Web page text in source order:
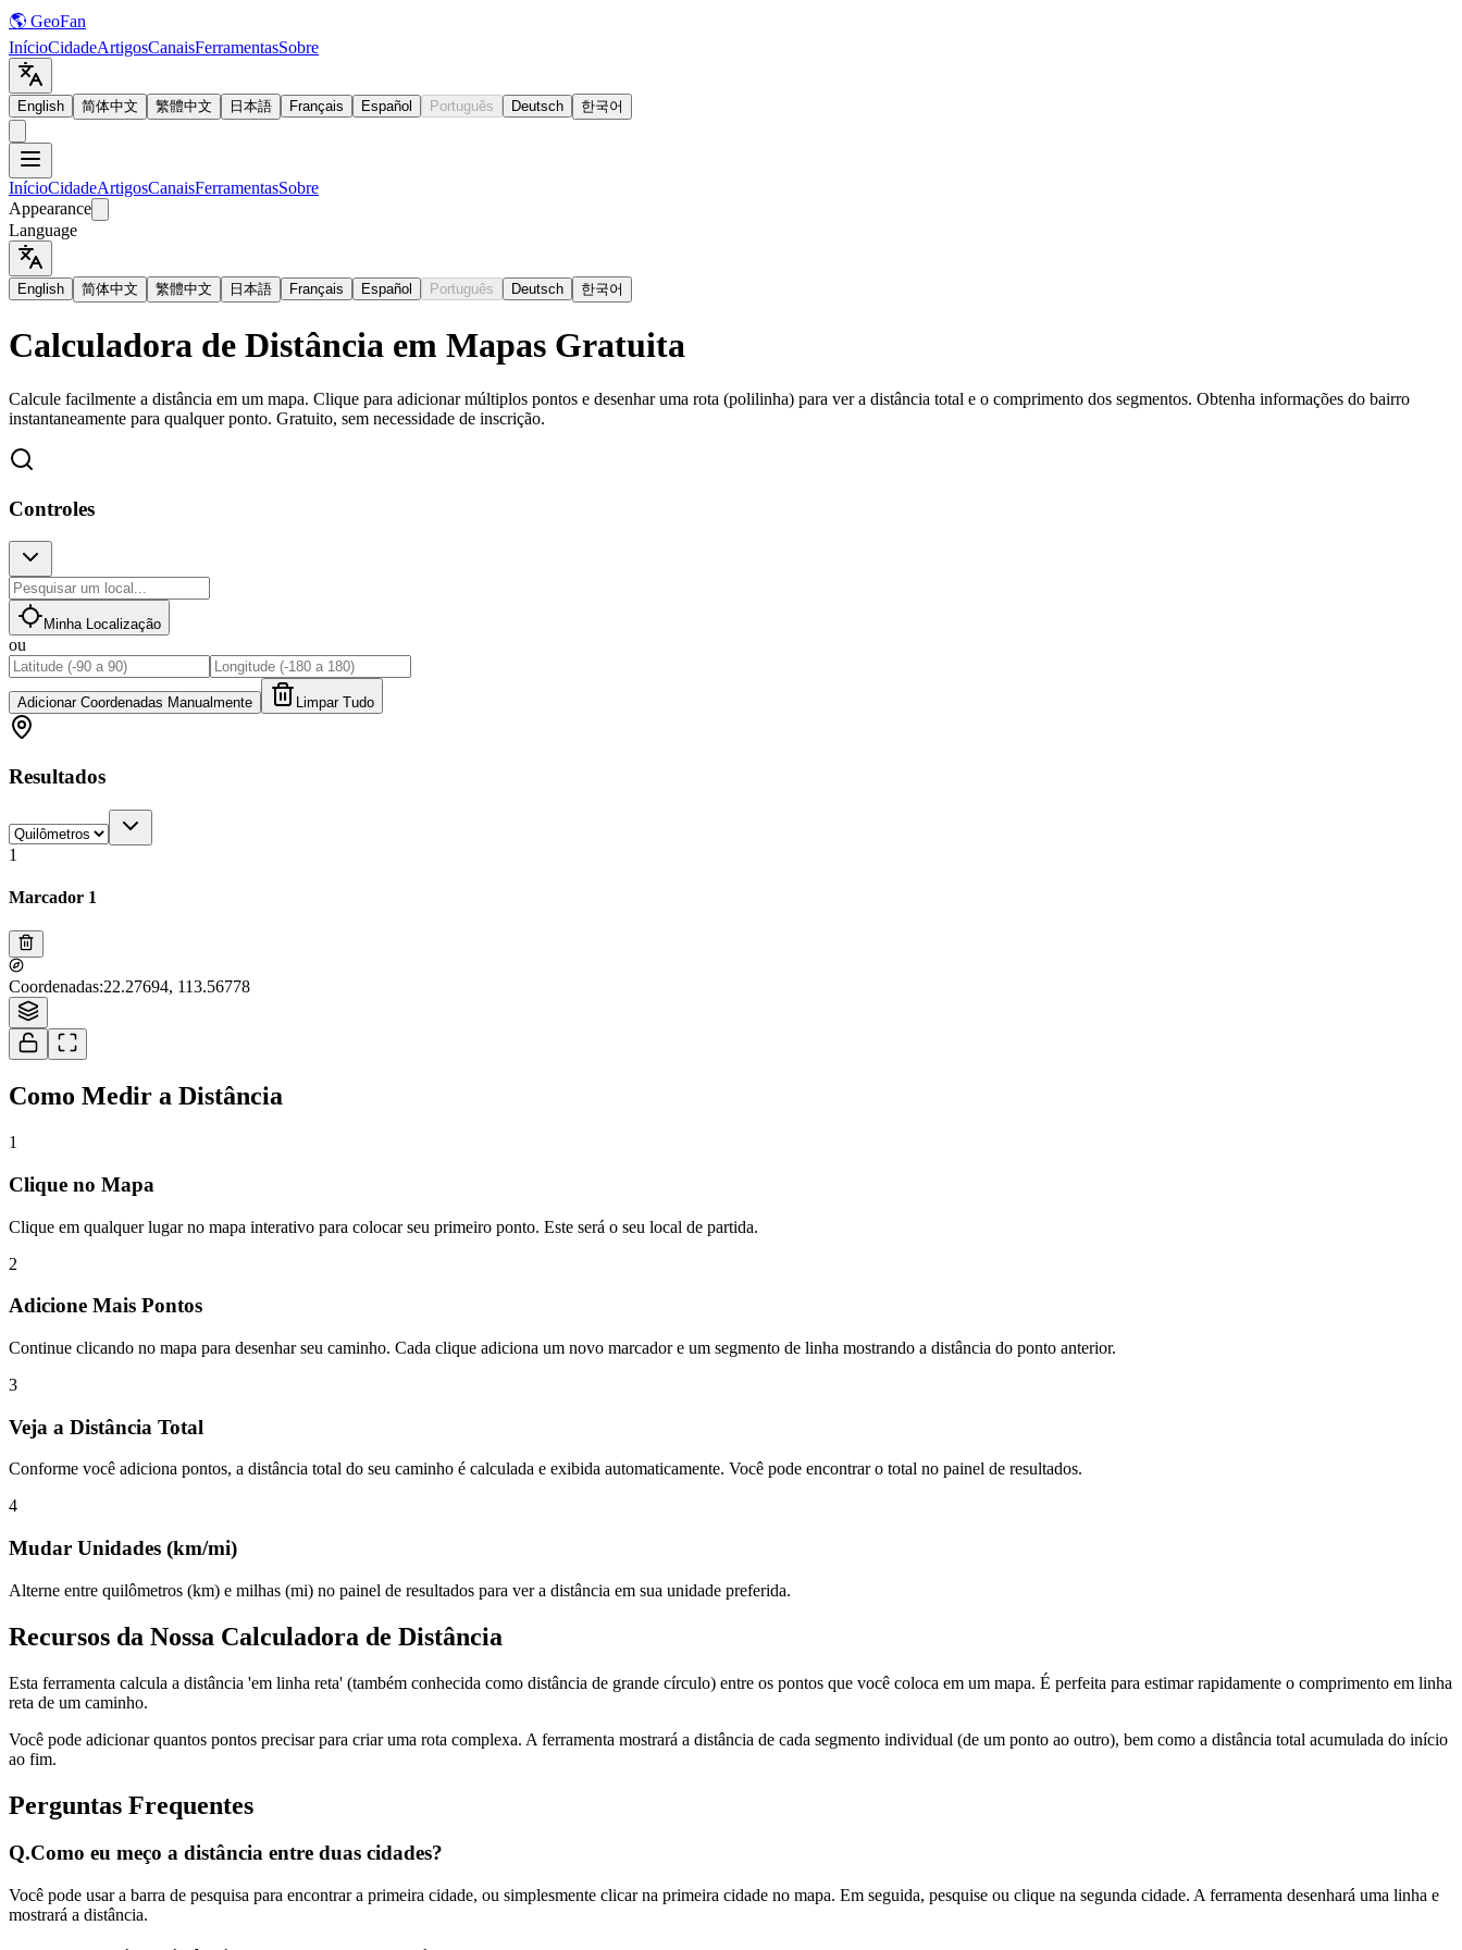
🌎 GeoFan
InícioCidadeArtigosCanaisFerramentasSobre
English 简体中文 繁體中文 日本語 Français Español Português Deutsch 한국어
InícioCidadeArtigosCanaisFerramentasSobre
Appearance
Language
English 简体中文 繁體中文 日本語 Français Español Português Deutsch 한국어
Calculadora de Distância em Mapas Gratuita
Calcule facilmente a distância em um mapa. Clique para adicionar múltiplos pontos e desenhar uma rota (polilinha) para ver a distância total e o comprimento dos segmentos. Obtenha informações do bairro
instantaneamente para qualquer ponto. Gratuito, sem necessidade de inscrição.
Controles
Minha Localização
ou
Adicionar Coordenadas Manualmente Limpar Tudo
Resultados
1
Marcador 1
Coordenadas:22.27694, 113.56778
Como Medir a Distância
1
Clique no Mapa
Clique em qualquer lugar no mapa interativo para colocar seu primeiro ponto. Este será o seu local de partida.
2
Adicione Mais Pontos
Continue clicando no mapa para desenhar seu caminho. Cada clique adiciona um novo marcador e um segmento de linha mostrando a distância do ponto anterior.
3
Veja a Distância Total
Conforme você adiciona pontos, a distância total do seu caminho é calculada e exibida automaticamente. Você pode encontrar o total no painel de resultados.
4
Mudar Unidades (km/mi)
Alterne entre quilômetros (km) e milhas (mi) no painel de resultados para ver a distância em sua unidade preferida.
Recursos da Nossa Calculadora de Distância
Esta ferramenta calcula a distância 'em linha reta' (também conhecida como distância de grande círculo) entre os pontos que você coloca em um mapa. É perfeita para estimar rapidamente o comprimento em linha
reta de um caminho.
Você pode adicionar quantos pontos precisar para criar uma rota complexa. A ferramenta mostrará a distância de cada segmento individual (de um ponto ao outro), bem como a distância total acumulada do início
ao fim.
Perguntas Frequentes
Q.Como eu meço a distância entre duas cidades?
Você pode usar a barra de pesquisa para encontrar a primeira cidade, ou simplesmente clicar na primeira cidade no mapa. Em seguida, pesquise ou clique na segunda cidade. A ferramenta desenhará uma linha e
mostrará a distância.